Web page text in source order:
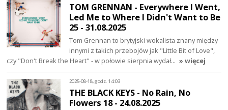
TOM GRENNAN - Everywhere I Went,
Led Me to Where I Didn't Want to Be
25 - 31.08.2025
Tom Grennan to brytyjski wokalista znany między
innymi z takich przebojów jak "Little Bit of Love",
czy "Don't Break the Heart" - w połowie sierpnia wydał… » więcej
2025-08-18, godz. 14:03
THE BLACK KEYS - No Rain, No
Flowers 18 - 24.08.2025